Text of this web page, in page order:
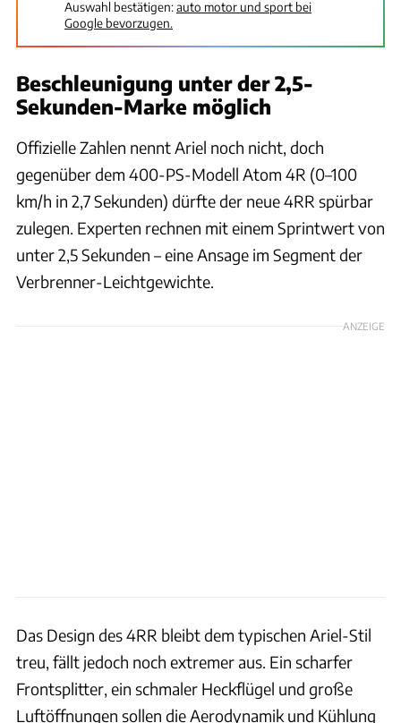
Auswahl bestätigen:auto motor und sport bei
Google bevorzugen.
Beschleunigung unter der 2,5-
Sekunden-Marke möglich
Offizielle Zahlen nennt Ariel noch nicht, doch
gegenüber dem 400-PS-Modell Atom 4R (0–100
km/h in 2,7 Sekunden) dürfte der neue 4RR spürbar
zulegen. Experten rechnen mit einem Sprintwert von
unter 2,5 Sekunden – eine Ansage im Segment der
Verbrenner-Leichtgewichte.
ANZEIGE
Das Design des 4RR bleibt dem typischen Ariel-Stil
treu, fällt jedoch noch extremer aus. Ein scharfer
Frontsplitter, ein schmaler Heckflügel und große
Luftöffnungen sollen die Aerodynamik und Kühlung